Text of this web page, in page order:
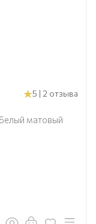
5 | 2 отзыва
матовый